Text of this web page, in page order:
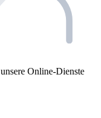
Online-Dienste